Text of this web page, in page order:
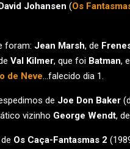
Johansen (Os
foram: Jean Marsh, de
Val Kilmer, que foi Batman,
de Neve…falecido dia 1.
de Joe Don Baker
vizinho George Wendt, de
Os Caça-Fantasmas 2